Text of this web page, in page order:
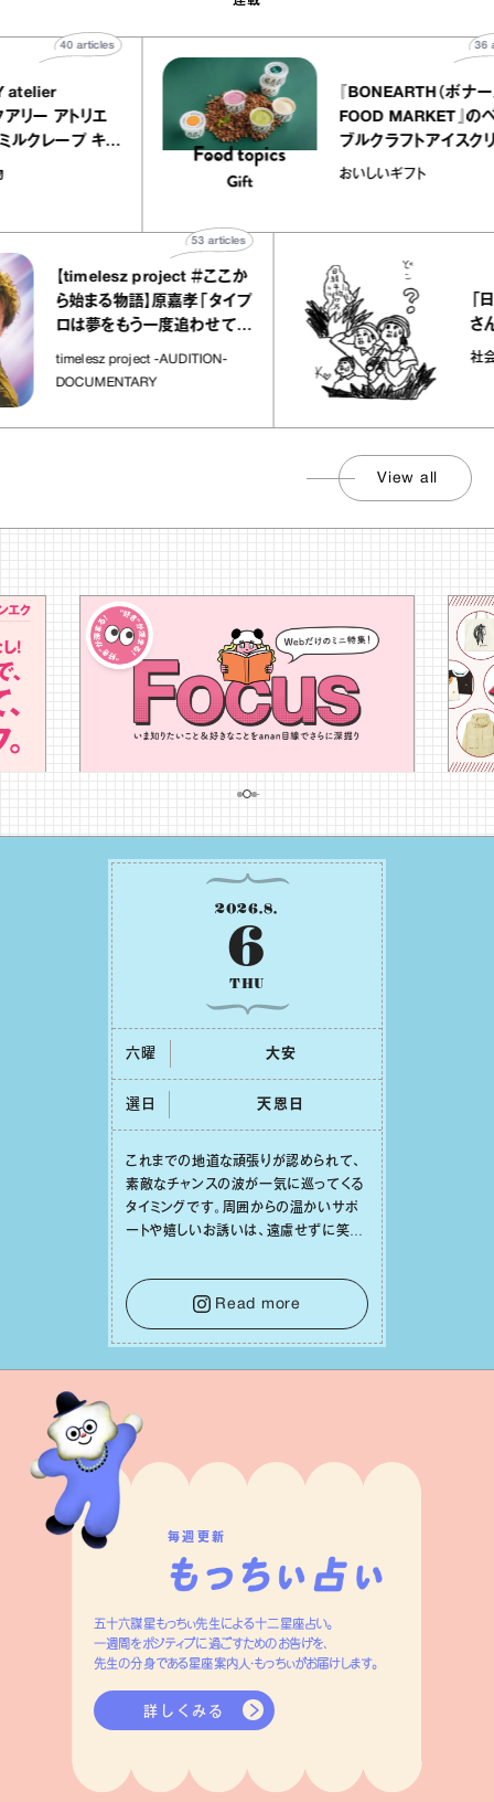
atelier
（イクアリー アトリエ
）』のミルクレープ キャ
ルバニーユほか｜chico
な宝物
40articles
『BONEARTH
FOOD
ブルクラフトア
｜真野知子の
おいしいギフト
【timelesz project ＃ここか
ら始まる物語】原嘉孝「タイプ
ロは夢をもう一度追わせてく
timelesz project -AUDITION-
DOCUMENTARY
articles
「日経平
さんが解
社会のじか
View all
2026.8.
6
THU
六曜 ⼤安
選日 天恩⽇
これまでの地道な頑張りが認められて、
素敵なチャンスの波が⼀気に巡ってくる
タイミングです。周囲からの温かいサポ
ートや嬉しいお誘いは、遠慮せずに笑顔
せになっていくイメージを持って⼀歩を
踏み出して。⼀⼈⼀⼈の良いところが混
ざり合い、ハッピーな未来が形作られて
いきます。
Read more
毎週更新
五十六謀星もっちぃ先生による十二星座占い。
一週間をポジティブに過ごすためのお告げを、
先生の分身である星座案内人・もっちぃがお届けします。
詳しくみる